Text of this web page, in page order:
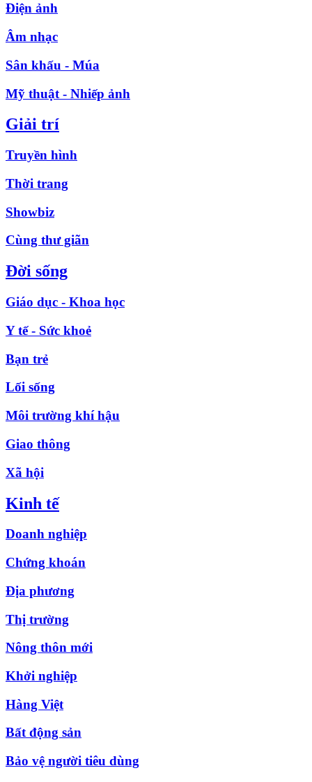
Điện ảnh
Âm nhạc
Sân khấu - Múa
Mỹ thuật - Nhiếp ảnh
Giải trí
Truyền hình
Thời trang
Showbiz
Cùng thư giãn
Đời sống
Giáo dục - Khoa học
Y tế - Sức khoẻ
Bạn trẻ
Lối sống
Môi trường khí hậu
Giao thông
Xã hội
Kinh tế
Doanh nghiệp
Chứng khoán
Địa phương
Thị trường
Nông thôn mới
Khởi nghiệp
Hàng Việt
Bất động sản
Bảo vệ người tiêu dùng